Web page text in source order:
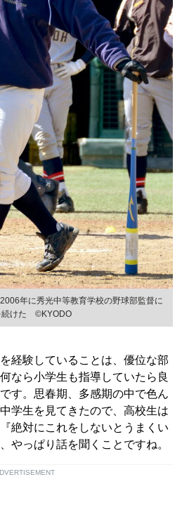
年に秀光中等教育学校の野球部監督に
続けた ©KYODO
経験していることは、優位な部
なら小学生も指導していたら良
す。思春期、多感期の中で色ん
学生を見てきたので、高校生は
絶対にこれをしないとうまくい
やっぱり話を聞くことですね。